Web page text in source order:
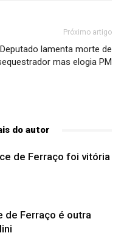
Próximo artigo
Deputado lamenta morte de
mas elogia PM
do autor
de Ferraço foi vitória
de Ferraço é outra